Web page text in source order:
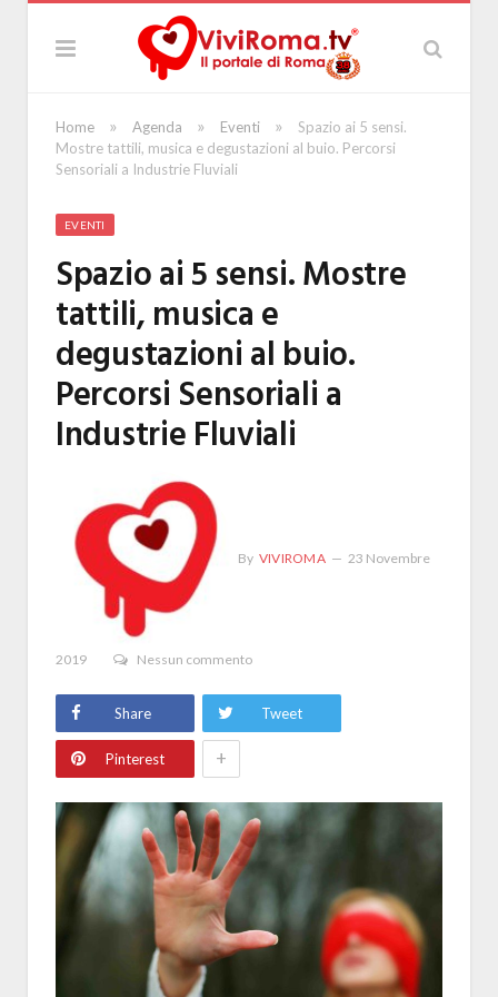
Home » Agenda » Eventi »
Spazio ai 5 sensi.
Mostre tattili, musica e degustazioni al buio. Percorsi
Sensoriali a Industrie Fluviali
EVENTI
Spazio ai 5 sensi. Mostre
tattili, musica e
degustazioni al buio.
Percorsi Sensoriali a
Industrie Fluviali
By VIVIROMA 23 Novembre
2019 Nessun commento
Share Tweet
Pinterest +